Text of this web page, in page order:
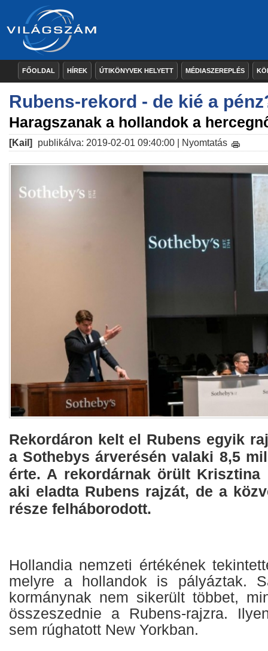
FŐOLDAL HÍREK ÚTIKÖNYVEK HELYETT MÉDIASZEREPLÉS
Rubens-rekord - de kié a
Haragszanak a hollandok a
[Kail] publikálva: 2019-02-01 09:40:00 | Nyomtatás
Rekordáron kelt el Rubens egyik
a Sothebys árverésén valaki 8,5
érte. A rekordárnak örült Krisztina
aki eladta Rubens rajzát, de a
része felháborodott.
Hollandia nemzeti értékének
melyre a hollandok is pályáztak.
kormánynak nem sikerült többet,
összeszednie a Rubens-rajzra.
sem rúghatott New Yorkban.